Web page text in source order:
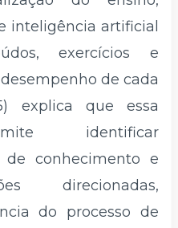
inteligência artificial
exercícios e
de cada
explica que essa
identificar
de conhecimento e
direcionadas,
do processo de